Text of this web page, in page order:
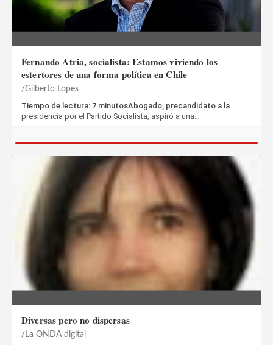
Fernando Atria, socialista: Estamos viviendo los
estertores de una forma política en Chile
Gilberto Lopes
Tiempo de lectura: 7 minutosAbogado, precandidato a la
presidencia por el Partido Socialista, aspiró a una…
Diversas pero no dispersas
La ONDA digital